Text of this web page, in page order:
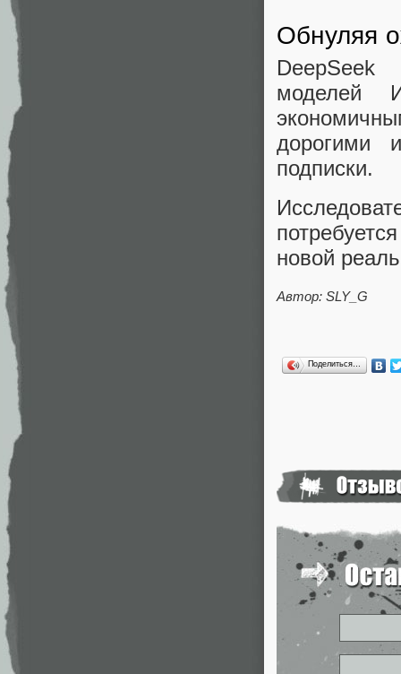
Обнуляя
моделей
дорогими
подписки.
новой
Автор: SLY_G
Поделиться…